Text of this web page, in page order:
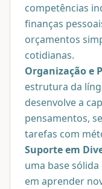
competências
finanças
orçamentos
cotidianas.
Organização e
estrutura da
desenvolve a
pensamentos,
tarefas com
Suporte em
uma base
em aprender